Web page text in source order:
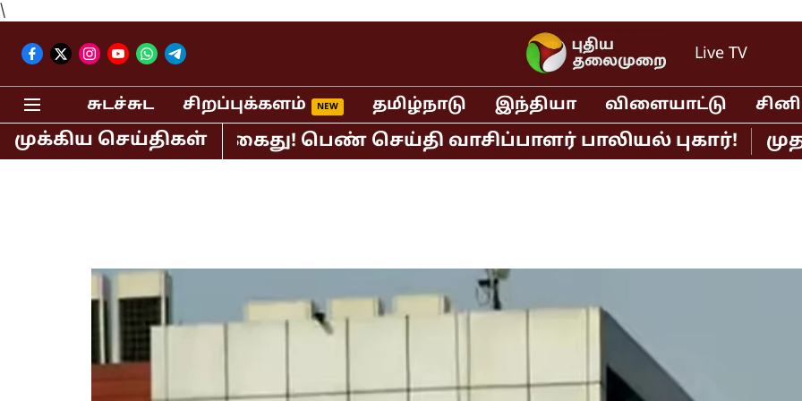
\
Live TV
சுடச்சுட சிறப்புக்களம் தமிழ்நாடு இந்தியா விளையாட்டு
முக்கிய செய்திகள்
பி.ஆர்.சுந்தர் கைது! பெண் செய்தி வாசிப்பாளர் பாலியல் புகார்!